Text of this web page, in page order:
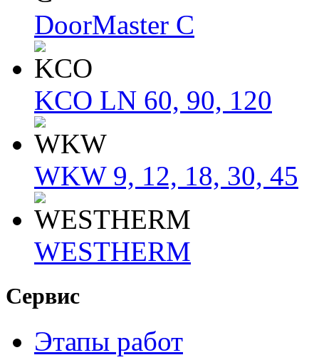
DoorMaster C
KCO LN 60, 90, 120
WKW 9, 12, 18, 30, 45
WESTHERM
Сервис
Этапы работ